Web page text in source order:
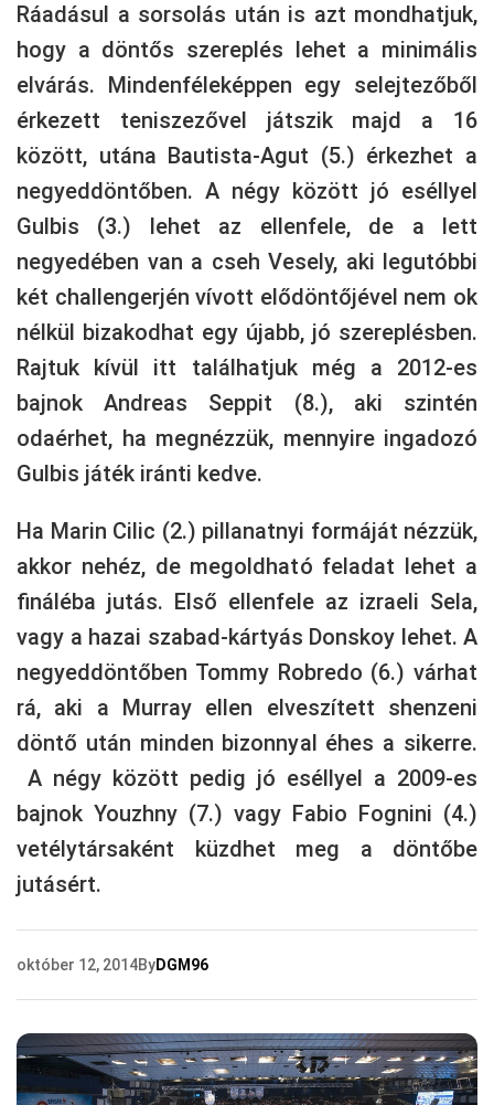
Ráadásul a sorsolás után is azt mondhatjuk,
hogy a döntős szereplés lehet a minimális
elvárás. Mindenféleképpen egy selejtezőből
érkezett teniszezővel játszik majd a 16
között, utána Bautista-Agut (5.) érkezhet a
negyeddöntőben. A négy között jó eséllyel
Gulbis (3.) lehet az ellenfele, de a lett
negyedében van a cseh Vesely, aki legutóbbi
két challengerjén vívott elődöntőjével nem ok
nélkül bizakodhat egy újabb, jó szereplésben.
Rajtuk kívül itt találhatjuk még a 2012-es
bajnok Andreas Seppit (8.), aki szintén
odaérhet, ha megnézzük, mennyire ingadozó
Gulbis játék iránti kedve.
Ha Marin Cilic (2.) pillanatnyi formáját nézzük,
akkor nehéz, de megoldható feladat lehet a
fináléba jutás. Első ellenfele az izraeli Sela,
vagy a hazai szabad-kártyás Donskoy lehet. A
negyeddöntőben Tommy Robredo (6.) várhat
rá, aki a Murray ellen elveszített shenzeni
döntő után minden bizonnyal éhes a sikerre.
A négy között pedig jó eséllyel a 2009-es
bajnok Youzhny (7.) vagy Fabio Fognini (4.)
vetélytársaként küzdhet meg a döntőbe
jutásért.
október 12, 2014ByDGM96